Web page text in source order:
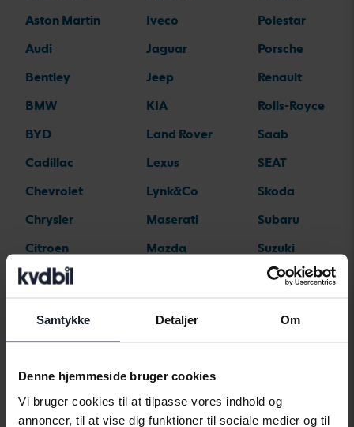
Samtykke Detaljer Om
Denne hjemmeside bruger cookies
Vi bruger cookies til at tilpasse vores indhold og
annoncer, til at vise dig funktioner til sociale medier og til
Aston Martin
Audi
Bentley
BMW
BYD
Cadillac
Chevrolet
Chrysler
Citroen
Dacia
Honda
Iveco
Jaguar
Jeep
KIA
Land Rover
Lexus
Lynk&Co
Maserati
Mazda
Opel
Polestar
Porsche
Renault
Rolls-Royce
Saab
SEAT
Skoda
Subaru
Suzuki
Tesla